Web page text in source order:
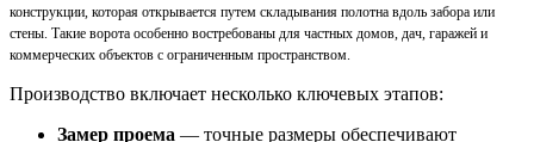
конструкции, которая открывается путем складывания полотна вдоль забора или
стены. Такие ворота особенно востребованы для частных домов, дач, гаражей и
коммерческих объектов с ограниченным пространством.
Производство включает несколько ключевых этапов:
Замер проема — точные размеры обеспечивают